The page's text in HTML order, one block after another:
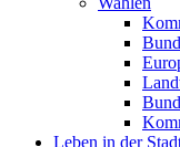
Leben in der